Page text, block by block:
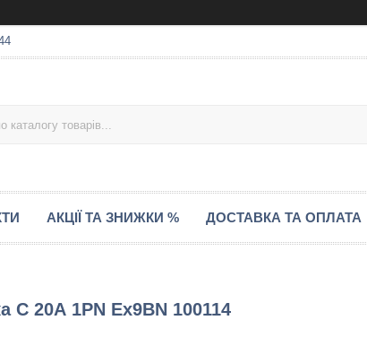
АКЦІЇ ТА ЗНИЖКИ % ДОСТАВКА ТА ОПЛАТА
C 20А 1PN Ex9BN 100114